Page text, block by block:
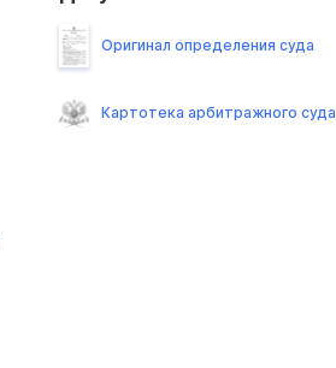
Оригинал определения суда
Картотека арбитражного суда